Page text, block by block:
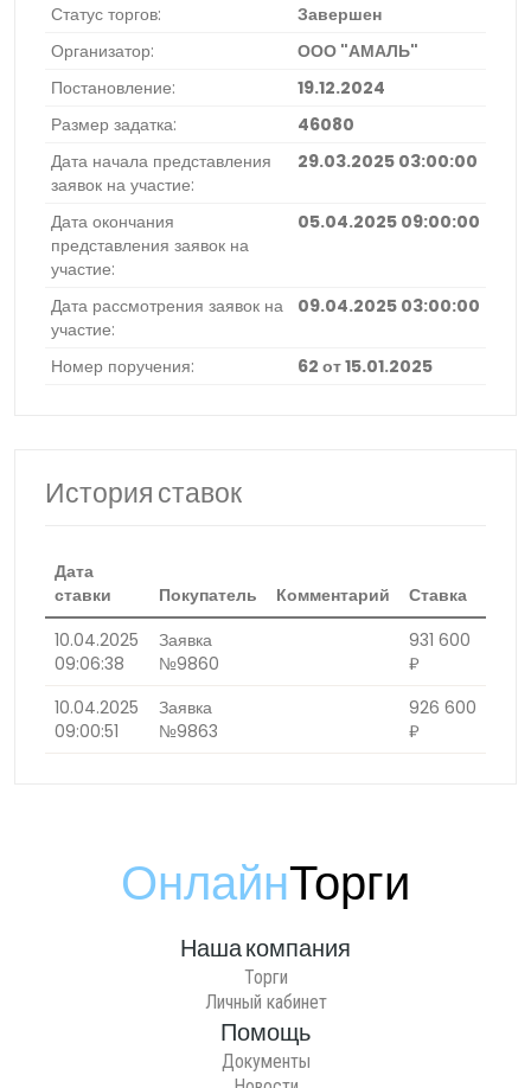
Статус торгов:
Завершен
Организатор:
ООО "АМАЛЬ"
Постановление:
19.12.2024
Размер задатка:
46080
Дата начала представления
заявок на участие:
29.03.2025 03:00:00
Дата окончания
представления заявок на
участие:
05.04.2025 09:00:00
Дата рассмотрения заявок на
участие:
09.04.2025 03:00:00
Номер поручения: 62 от 15.01.2025
История ставок
Дата
ставки
Покупатель Комментарий
Ставка
10.04.2025
09:06:38
Заявка
№9860
931 600
₽
10.04.2025
09:00:51
Заявка
№9863
926 600
₽
ОнлайнТорги
Наша компания
Торги
Личный кабинет
Помощь
Документы